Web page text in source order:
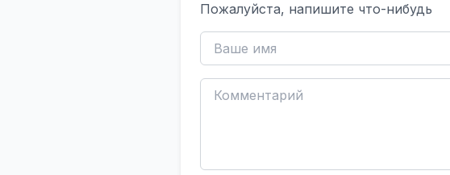
Пожалуйста, напишите что-нибудь